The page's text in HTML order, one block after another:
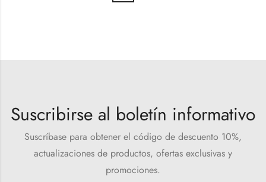
Suscribirse al boletín informativo
Suscríbase para obtener el código de descuento 10%,
actualizaciones de productos, ofertas exclusivas y
promociones.